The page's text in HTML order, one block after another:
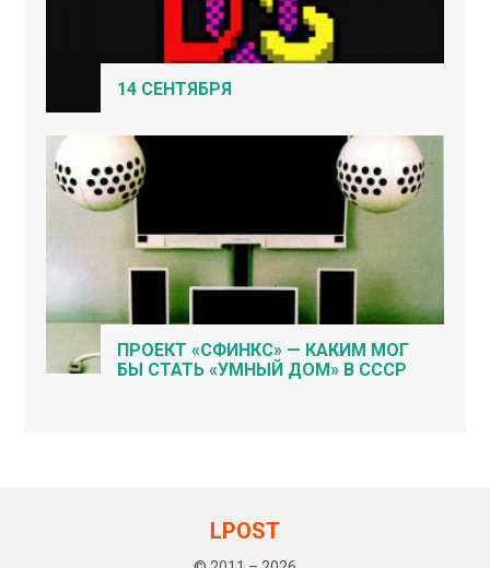
14 СЕНТЯБРЯ
ПРОЕКТ «СФИНКС» — КАКИМ МОГ
БЫ СТАТЬ «УМНЫЙ ДОМ» В СССР
LPOST